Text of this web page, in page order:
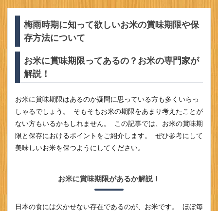
梅雨時期に知って欲しいお米の賞味期限や保
存方法について
お米に賞味期限ってあるの？お米の専門家が
解説！
お米に賞味期限はあるのか疑問に思っている方も多くいらっ
しゃるでしょう。 そもそもお米の期限をあまり考えたことが
ない方もいるかもしれません。 この記事では、お米の賞味期
限と保存におけるポイントをご紹介します。 ぜひ参考にして
美味しいお米を保つようにしてください。
お米に賞味期限があるか解説！
日本の食には欠かせない存在であるのが、お米です。 ほぼ毎